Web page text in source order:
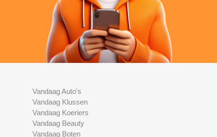
Vandaag Auto's
Vandaag Klussen
Vandaag Koeriers
Vandaag Beauty
Vandaag Boten